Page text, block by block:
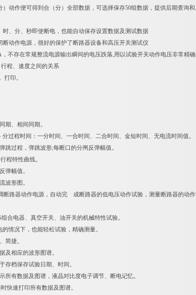
动作便可得到合（分）全部数据，可选择保存50组数据，提供后期查询
、分、秒即使断电，也能自动保存设置数据及测试数据
动作电源，很好的保护了断路器设备和高压开关测试仪
不存在常规整流电源输出瞬间的电压跌落,用以试验开关动作电压非常精确
程、速度之间的关系
打印。
期、相间同期。
过程时间：一分时间、一合时间、二合时间、金短时间、无电流时间值。
过程，弹跳波形;每断口的分闸反弹幅值。
程特性曲线。
弹幅值。
波形图。
断路器动作电源，自动完 成断路器的低电压动作试验，测量断路器的动作
合电器、真空开关、油开关的机械特性试验。
情况下，也能轻松试验，精确测量。
简捷。
及相应的波形图谱。
存档保存试验日期、时间。
所有数据及图谱，液晶对比度电子调节、断电记忆。
快速打印所有数据及图谱。